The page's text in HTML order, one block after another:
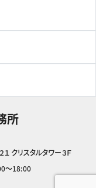
所
クリスタルタワー３Ｆ
～18:00